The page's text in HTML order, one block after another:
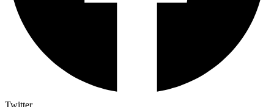
Twitter